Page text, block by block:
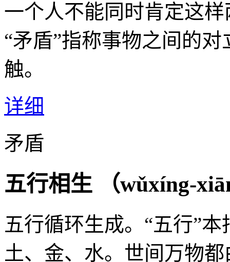
一个人不能同时肯定这
“矛盾”指称事物之间的
触。
详细
矛盾
五行相生 （wǔxíng-
五行循环生成。“五行”
土、金、水。世间万物